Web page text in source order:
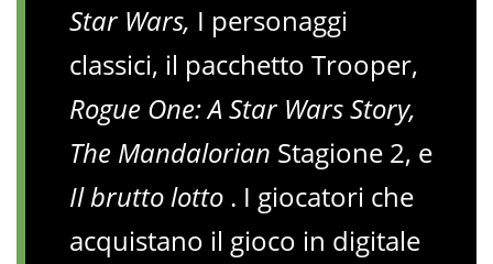
Star Wars, I personaggi
classici, il pacchetto Trooper,
Rogue One: A Star Wars Story,
The Mandalorian Stagione 2, e
Il brutto lotto . I giocatori che
acquistano il gioco in digitale